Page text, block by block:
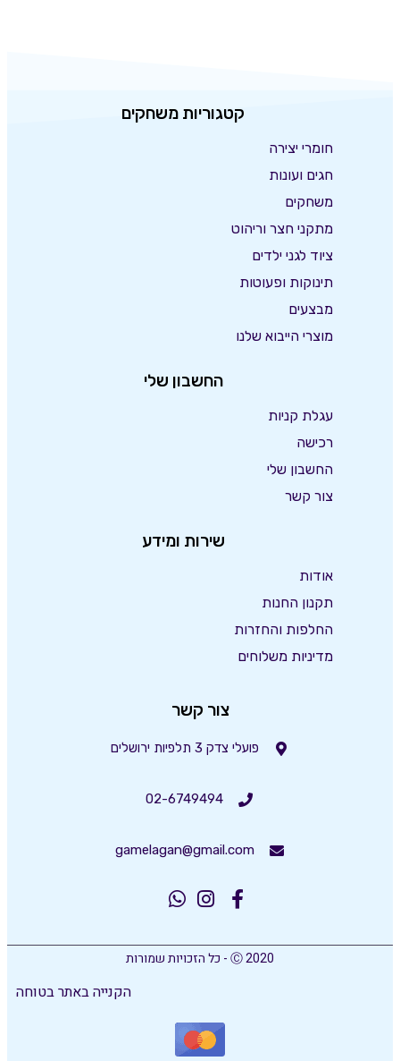
קטגוריות משחקים
חומרי יצירה
חגים ועונות
משחקים
מתקני חצר וריהוט
ציוד לגני ילדים
תינוקות ופעוטות
מבצעים
מוצרי הייבוא שלנו
החשבון שלי
עגלת קניות
רכישה
החשבון שלי
צור קשר
שירות ומידע
אודות
תקנון החנות
החלפות והחזרות
מדיניות משלוחים
צור קשר
פועלי צדק 3 תלפיות ירושלים
02-6749494
gamelagan@gmail.com
Ⓒ 2020 - כל הזכויות שמורות
הקנייה באתר בטוחה